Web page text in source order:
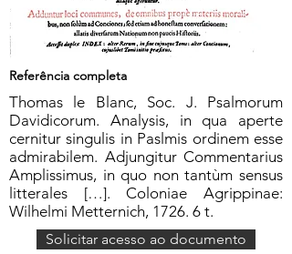
Referência completa
Thomas le Blanc, Soc. J. Psalmorum
Davidicorum. Analysis, in qua aperte
cernitur singulis in Paslmis ordinem esse
admirabilem. Adjungitur Commentarius
Amplissimus, in quo non tantùm sensus
litterales […]. Coloniae Agrippinae:
Wilhelmi Metternich, 1726. 6 t.
Solicitar acesso ao documento